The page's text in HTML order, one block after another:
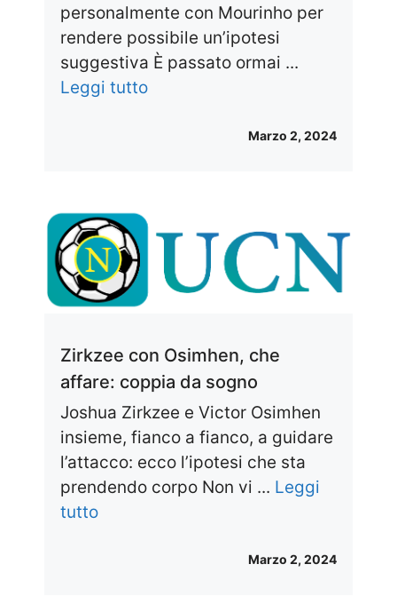
personalmente con Mourinho per
rendere possibile un’ipotesi
suggestiva È passato ormai ...
Leggi tutto
Marzo 2, 2024
Zirkzee con Osimhen, che
affare: coppia da sogno
Joshua Zirkzee e Victor Osimhen
insieme, fianco a fianco, a guidare
l’attacco: ecco l’ipotesi che sta
prendendo corpo Non vi ... Leggi
tutto
Marzo 2, 2024